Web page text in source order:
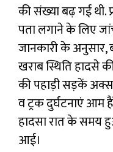
की संख्या बढ़ गई थी.
पता लगाने के लिए
जानकारी के
खराब स्थिति हादसे
की पहाड़ी सड़कें
व ट्रक दुर्घटनाएं आम
हादसा रात के समय
आई।